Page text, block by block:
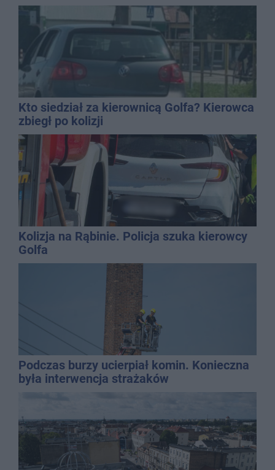
Kto siedział za kierownicą Golfa? Kierowca
zbiegł po kolizji
Kolizja na Rąbinie. Policja szuka kierowcy
Golfa
Podczas burzy ucierpiał komin. Konieczna
była interwencja strażaków